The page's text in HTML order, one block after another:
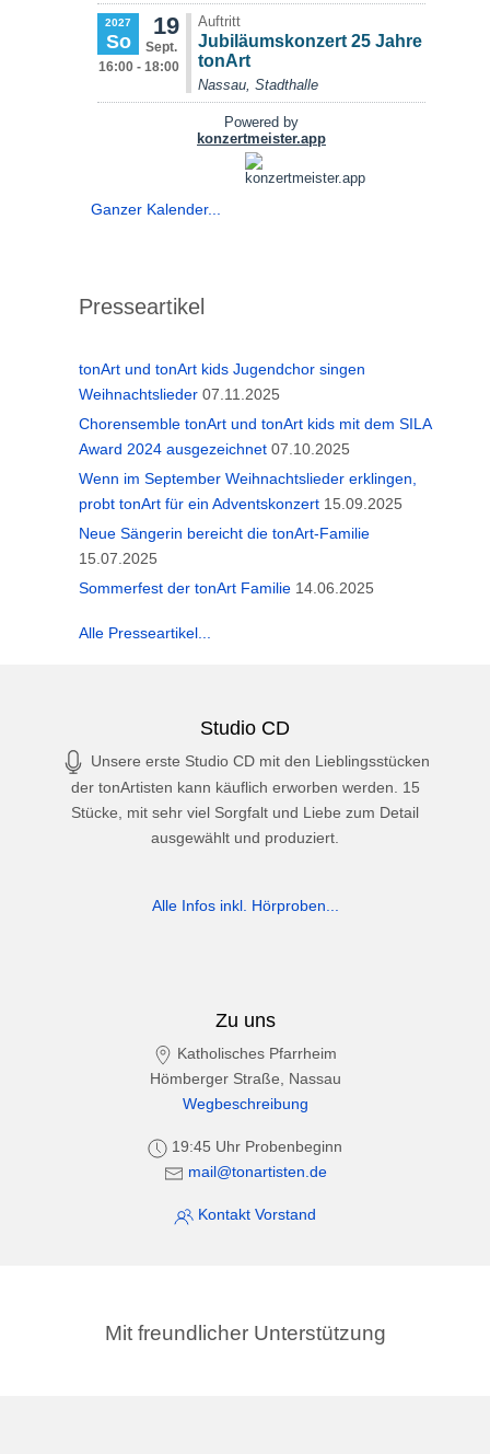
Ganzer Kalender...
Presseartikel
tonArt und tonArt kids Jugendchor singen
Weihnachtslieder 07.11.2025
Chorensemble tonArt und tonArt kids mit dem SILA
Award 2024 ausgezeichnet 07.10.2025
Wenn im September Weihnachtslieder erklingen,
probt tonArt für ein Adventskonzert 15.09.2025
Neue Sängerin bereicht die tonArt-Familie
15.07.2025
Sommerfest der tonArt Familie 14.06.2025
Alle Presseartikel...
Studio CD
Unsere erste Studio CD mit den Lieblingsstücken
der tonArtisten kann käuflich erworben werden. 15
Stücke, mit sehr viel Sorgfalt und Liebe zum Detail
ausgewählt und produziert.
Alle Infos inkl. Hörproben...
Zu uns
Katholisches Pfarrheim
Hömberger Straße, Nassau
Wegbeschreibung
19:45 Uhr Probenbeginn
mail@tonartisten.de
Kontakt Vorstand
Mit freundlicher Unterstützung